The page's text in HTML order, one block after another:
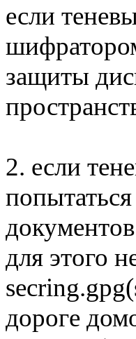
если
защиты
2. если
для этого
дороге